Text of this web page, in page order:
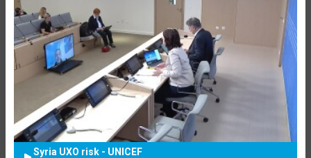
Syria UXO risk - UNICEF